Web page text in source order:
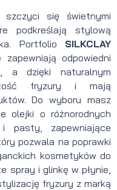
szczyci się świetnymi
podkreślają stylową
Portfolio SILKCLAY
odpowiedni
a dzięki naturalnym
fryzury i mają
Do wyboru masz
olejki o różnorodnych
pasty, zapewniające
pozwala na poprawki
kosmetyków do
spray i glinkę w płynie,
fryzury z marką